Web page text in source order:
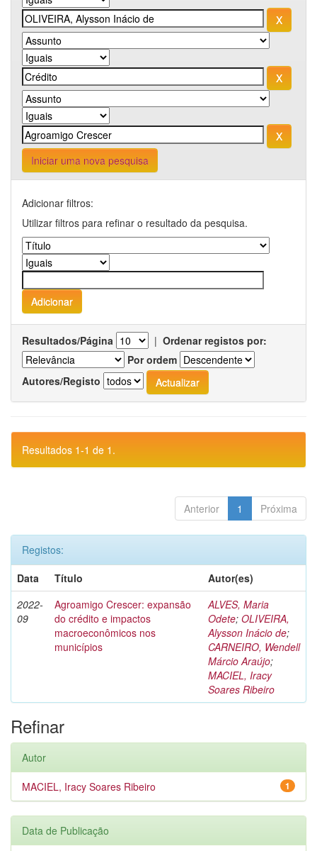
Iniciar uma nova pesquisa
Adicionar filtros:
Utilizar filtros para refinar o resultado da pesquisa.
Resultados/Página | Ordenar registos por:
Por ordem
Autores/Registo
Resultados 1-1 de 1.
Anterior 1 Próxima
Registos:
Data
Título
Autor(es)
2022-
09
Agroamigo Crescer: expansão
do crédito e impactos
macroeconômicos nos
municípios
ALVES, Maria
Odete; OLIVEIRA,
Alysson Inácio de;
CARNEIRO, Wendell
Márcio Araújo;
MACIEL, Iracy
Soares Ribeiro
Refinar
Autor
1
MACIEL, Iracy Soares Ribeiro
Data de Publicação